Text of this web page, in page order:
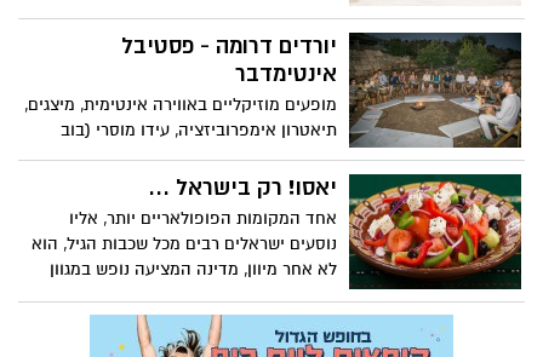
מזמינים את המבקרים לפעילות נוטפת דבש.
יורדים דרומה - פסטיבל
אינטימדבר
מופעים מוזיקליים באווירה אינטימית, מיצגים,
תיאטרון אימפרוביזציה, עידו מוסרי (בוב
ספוג) וחברים במופע לילדים, סיורים לכל
המשפחה עם 'נתי הנבטי' ו'בוזי הביזנטי'
יאסו! רק בישראל ...
אחד המקומות הפופולאריים יותר, אליו
נוסעים ישראלים רבים מכל שכבות הגיל, הוא
לא אחר מיוון, מדינה המציעה נופש במגוון
דרך רביצה באיים תכולים ועד משחקי קלפים
בקזינו השוכן בעיר לוטראקי. אין ספק כי כל